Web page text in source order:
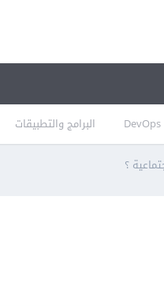
DevOps البرامج والتطبيقات
؟